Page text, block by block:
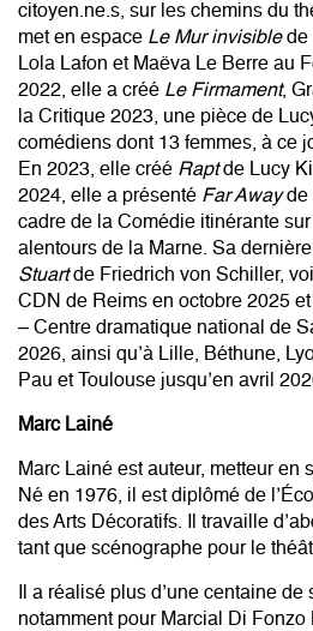
citoyen.ne.s, sur les chemins du
met en espace Le Mur invisiblede
Lola Lafon et Maëva Le Berre au
2022, elle a créé Le Firmament,
la Critique 2023, une pièce de
comédiens dont 13 femmes, à ce
En 2023, elle créé Raptde Lucy
2024, elle a présenté Far Awayde
cadre de la Comédie itinérante
alentours de la Marne. Sa
Stuartde Friedrich von Schiller,
CDN de Reims en octobre 2025
– Centre dramatique national de
2026, ainsi qu’à Lille, Béthune,
Pau et Toulouse jusqu’en avril
Marc Lainé
Marc Lainé est auteur, metteur en
Né en 1976, il est diplômé de
des Arts Décoratifs. Il travaille
tant que scénographe pour le
Il a réalisé plus d’une centaine
notamment pour Marcial Di Fonzo